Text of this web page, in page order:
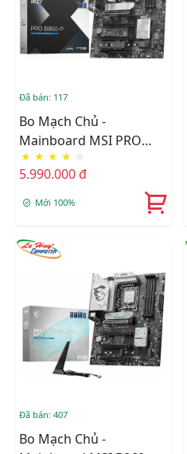
Đã bán: 117
Bo Mạch Chủ -
Mainboard MSI PRO
B860-P DDR5
★ ★ ★ ★ ☆
5.990.000 đ
Mới 100%
Đã bán: 407
Bo Mạch Chủ -